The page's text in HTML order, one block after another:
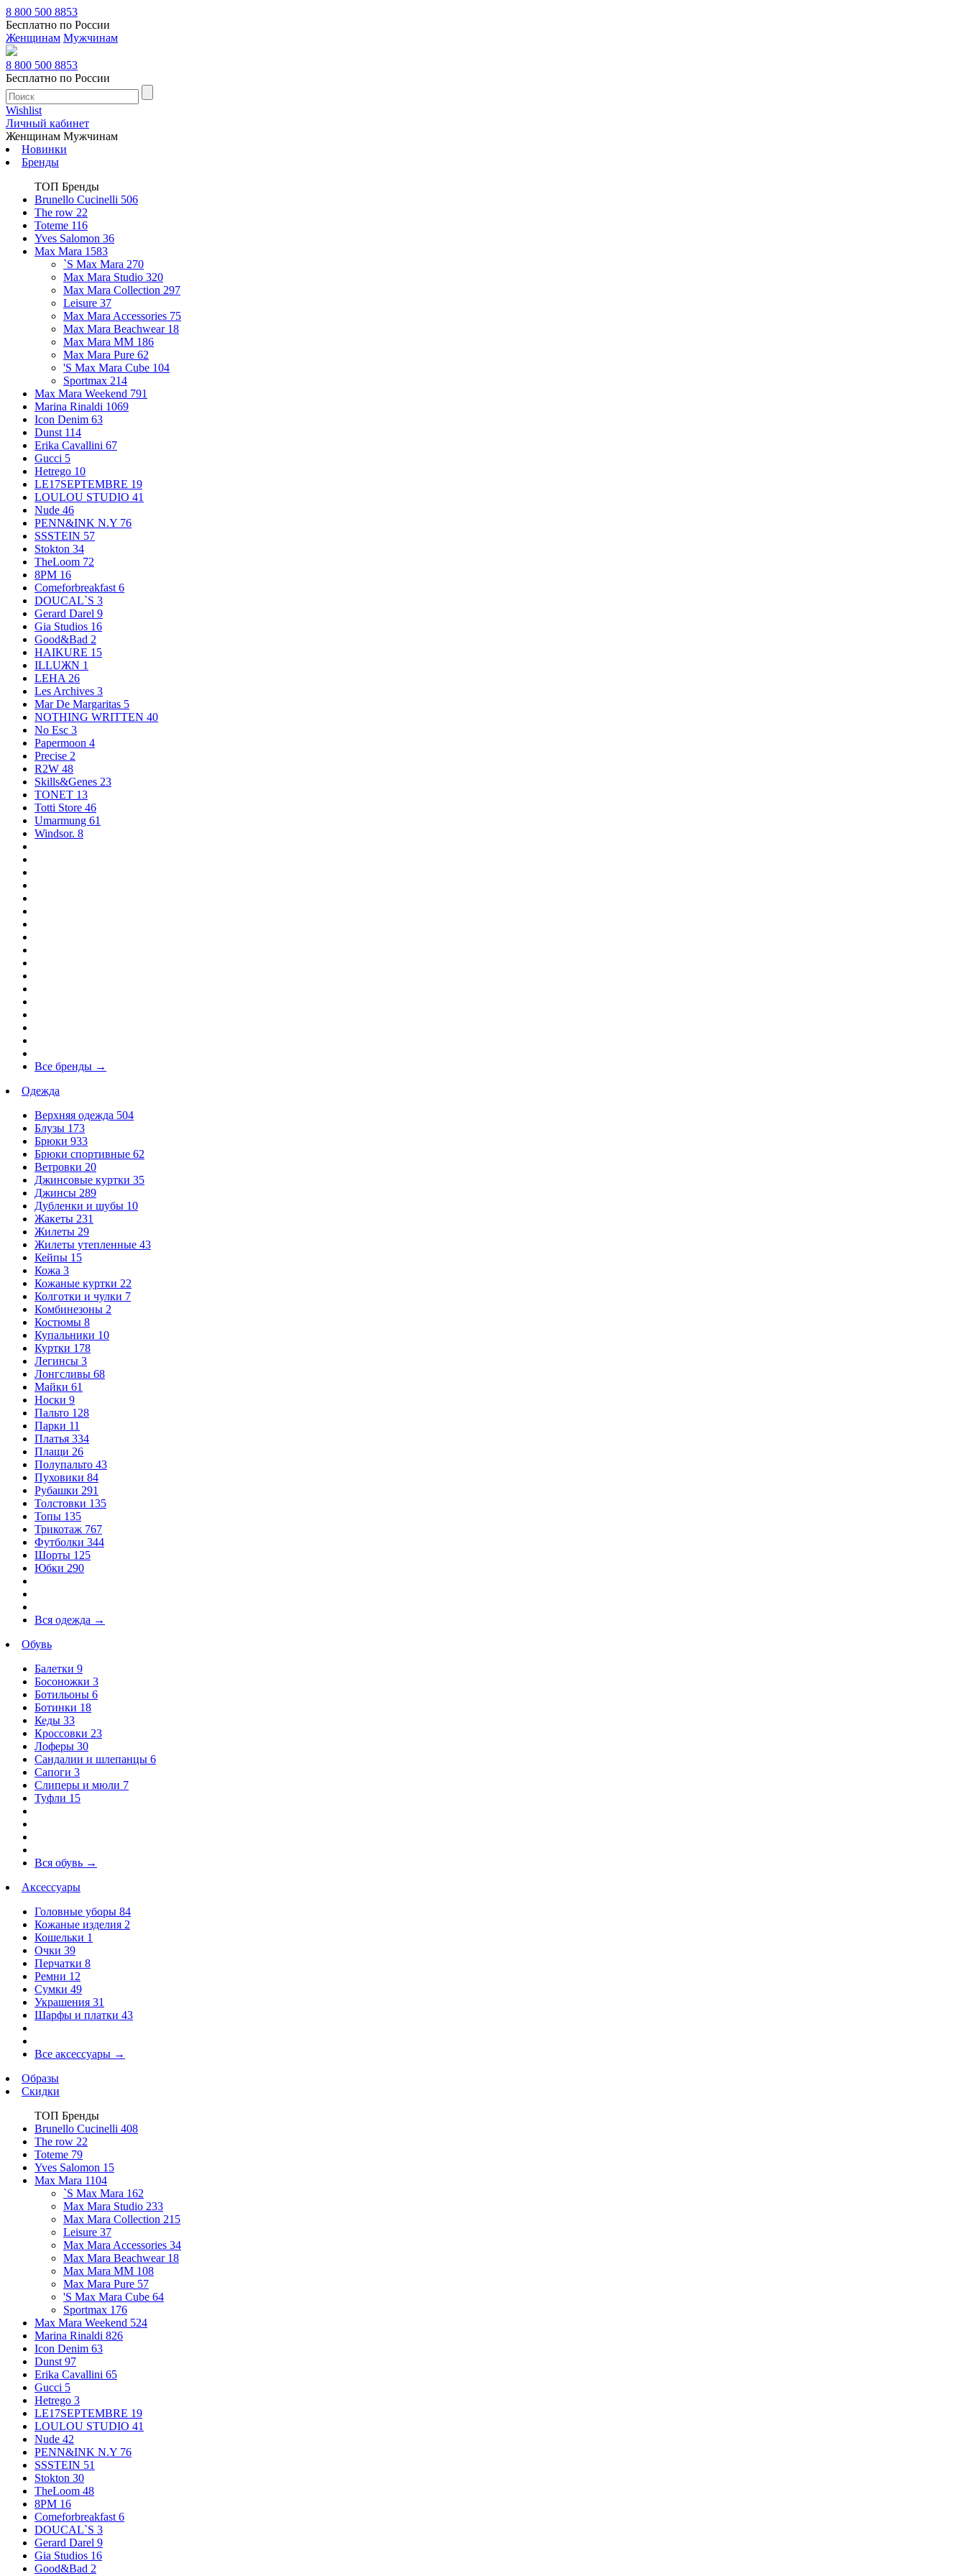
8 800 500 8853
Бесплатно по России
Женщинам Мужчинам
8 800 500 8853
Бесплатно по России
Wishlist
Личный кабинет
Женщинам Мужчинам
Новинки
Бренды
ТОП Бренды
Brunello Cucinelli 506
The row 22
Toteme 116
Yves Salomon 36
Max Mara 1583
`S Max Mara 270
Max Mara Studio 320
Max Mara Collection 297
Leisure 37
Max Mara Accessories 75
Max Mara Beachwear 18
Max Mara MM 186
Max Mara Pure 62
'S Max Mara Cube 104
Sportmax 214
Max Mara Weekend 791
Marina Rinaldi 1069
Icon Denim 63
Dunst 114
Erika Cavallini 67
Gucci 5
Hetrego 10
LE17SEPTEMBRE 19
LOULOU STUDIO 41
Nude 46
PENN&INK N.Y 76
SSSTEIN 57
Stokton 34
TheLoom 72
8PM 16
Comeforbreakfast 6
DOUCAL`S 3
Gerard Darel 9
Gia Studios 16
Good&Bad 2
HAIKURE 15
ILLUЖN 1
LEHA 26
Les Archives 3
Mar De Margaritas 5
NOTHING WRITTEN 40
No Esc 3
Papermoon 4
Precise 2
R2W 48
Skills&Genes 23
TONET 13
Totti Store 46
Umarmung 61
Windsor. 8
Все бренды →
Одежда
Верхняя одежда 504
Блузы 173
Брюки 933
Брюки спортивные 62
Ветровки 20
Джинсовые куртки 35
Джинсы 289
Дубленки и шубы 10
Жакеты 231
Жилеты 29
Жилеты утепленные 43
Кейпы 15
Кожа 3
Кожаные куртки 22
Колготки и чулки 7
Комбинезоны 2
Костюмы 8
Купальники 10
Куртки 178
Легинсы 3
Лонгсливы 68
Майки 61
Носки 9
Пальто 128
Парки 11
Платья 334
Плащи 26
Полупальто 43
Пуховики 84
Рубашки 291
Толстовки 135
Топы 135
Трикотаж 767
Футболки 344
Шорты 125
Юбки 290
Вся одежда →
Обувь
Балетки 9
Босоножки 3
Ботильоны 6
Ботинки 18
Кеды 33
Кроссовки 23
Лоферы 30
Сандалии и шлепанцы 6
Сапоги 3
Слиперы и мюли 7
Туфли 15
Вся обувь →
Аксессуары
Головные уборы 84
Кожаные изделия 2
Кошельки 1
Очки 39
Перчатки 8
Ремни 12
Сумки 49
Украшения 31
Шарфы и платки 43
Все аксессуары →
Образы
Скидки
ТОП Бренды
Brunello Cucinelli 408
The row 22
Toteme 79
Yves Salomon 15
Max Mara 1104
`S Max Mara 162
Max Mara Studio 233
Max Mara Collection 215
Leisure 37
Max Mara Accessories 34
Max Mara Beachwear 18
Max Mara MM 108
Max Mara Pure 57
'S Max Mara Cube 64
Sportmax 176
Max Mara Weekend 524
Marina Rinaldi 826
Icon Denim 63
Dunst 97
Erika Cavallini 65
Gucci 5
Hetrego 3
LE17SEPTEMBRE 19
LOULOU STUDIO 41
Nude 42
PENN&INK N.Y 76
SSSTEIN 51
Stokton 30
TheLoom 48
8PM 16
Comeforbreakfast 6
DOUCAL`S 3
Gerard Darel 9
Gia Studios 16
Good&Bad 2